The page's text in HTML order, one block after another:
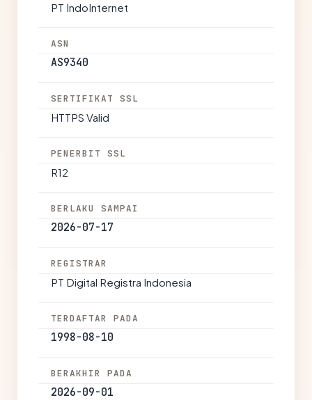
PT IndoInternet
ASN
AS9340
SERTIFIKAT SSL
HTTPS Valid
PENERBIT SSL
R12
BERLAKU SAMPAI
2026-07-17
REGISTRAR
PT Digital Registra Indonesia
TERDAFTAR PADA
1998-08-10
BERAKHIR PADA
2026-09-01